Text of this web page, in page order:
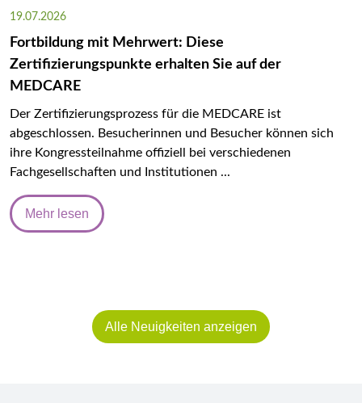
19.07.2026
Fortbildung mit Mehrwert: Diese
Zertifizierungspunkte erhalten Sie auf der
MEDCARE
Der Zertifizierungsprozess für die MEDCARE ist
abgeschlossen. Besucherinnen und Besucher können sich
ihre Kongressteilnahme offiziell bei verschiedenen
Fachgesellschaften und Institutionen ...
Mehr lesen
Alle Neuigkeiten anzeigen